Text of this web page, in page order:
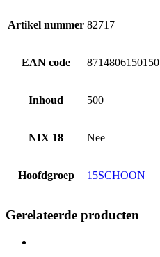
Artikel nummer 82717
EAN code 8714806150150
Inhoud 500
NIX 18 Nee
Hoofdgroep 15SCHOON
Gerelateerde producten